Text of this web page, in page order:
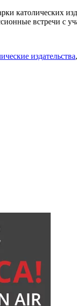
католических
встречи с
издательства,